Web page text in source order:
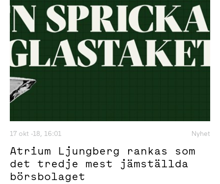
17 okt -18, 16:01 Nyhet
Atrium Ljungberg rankas som
det tredje mest jämställda
börsbolaget